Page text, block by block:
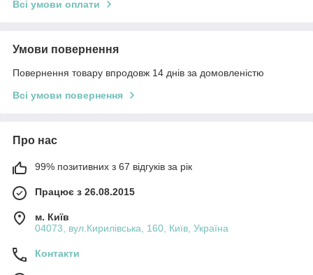
Всі умови оплати
Умови повернення
Повернення товару впродовж 14 днів за домовленістю
Всі умови повернення
Про нас
99% позитивних з 67 відгуків за рік
Працює з 26.08.2015
м. Київ
04073, вул.Кирилівська, 160, Київ, Україна
Контакти